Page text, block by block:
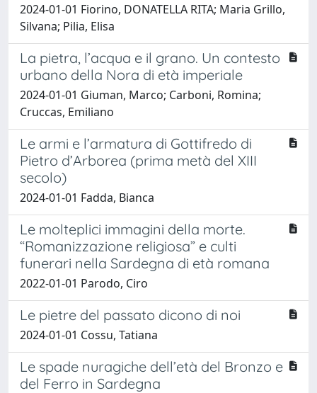
2024-01-01 Fiorino, DONATELLA RITA; Maria Grillo,
Silvana; Pilia, Elisa
La pietra, l’acqua e il grano. Un contesto
urbano della Nora di età imperiale
2024-01-01 Giuman, Marco; Carboni, Romina;
Cruccas, Emiliano
Le armi e l’armatura di Gottifredo di
Pietro d’Arborea (prima metà del XIII
secolo)
2024-01-01 Fadda, Bianca
Le molteplici immagini della morte.
“Romanizzazione religiosa” e culti
funerari nella Sardegna di età romana
2022-01-01 Parodo, Ciro
Le pietre del passato dicono di noi
2024-01-01 Cossu, Tatiana
Le spade nuragiche dell’età del Bronzo e
del Ferro in Sardegna